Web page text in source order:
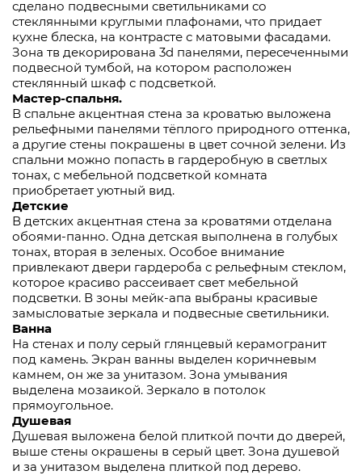
сделано подвесными светильниками со
стеклянными круглыми плафонами, что придает
кухне блеска, на контрасте с матовыми фасадами.
Зона тв декорирована 3d панелями, пересеченными
подвесной тумбой, на котором расположен
стеклянный шкаф с подсветкой.
Мастер-спальня.
В спальне акцентная стена за кроватью выложена
рельефными панелями тёплого природного оттенка,
а другие стены покрашены в цвет сочной зелени. Из
спальни можно попасть в гардеробную в светлых
тонах, с мебельной подсветкой комната
приобретает уютный вид.
Детские
В детских акцентная стена за кроватями отделана
обоями-панно. Одна детская выполнена в голубых
тонах, вторая в зеленых. Особое внимание
привлекают двери гардероба с рельефным стеклом,
которое красиво рассеивает свет мебельной
подсветки. В зоны мейк-апа выбраны красивые
замысловатые зеркала и подвесные светильники.
Ванна
На стенах и полу серый глянцевый керамогранит
под камень. Экран ванны выделен коричневым
камнем, он же за унитазом. Зона умывания
выделена мозаикой. Зеркало в потолок
прямоугольное.
Душевая
Душевая выложена белой плиткой почти до дверей,
выше стены окрашены в серый цвет. Зона душевой
и за унитазом выделена плиткой под дерево.